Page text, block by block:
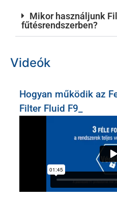
Mikor használjunk
fűtésrendszerben?
Videók
Hogyan működik az
Filter Fluid F9_